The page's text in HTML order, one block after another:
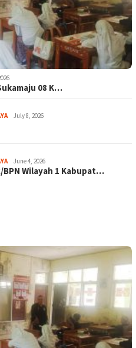
08 K…
July 8, 2026
June 4, 2026
Wilayah 1 Kabupat…